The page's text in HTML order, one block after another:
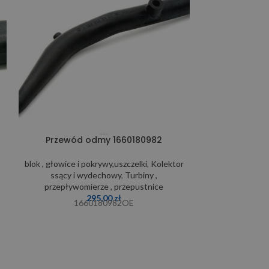
Przewód odmy 1660180982
blok , głowice i pokrywy,uszczelki, Kolektor
ssący i wydechowy, Turbiny ,
przepływomierze , przepustnice
295,00zł
1660180982OE